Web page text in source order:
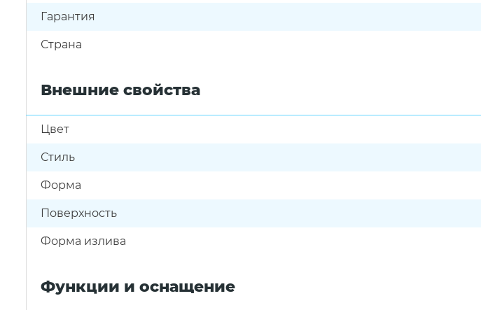
Гарантия
Страна
Внешние свойства
Цвет
Стиль
Форма
Поверхность
Форма излива
Функции и оснащение